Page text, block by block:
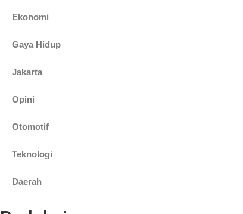
Ekonomi
Gaya Hidup
Jakarta
Opini
Otomotif
Teknologi
Daerah